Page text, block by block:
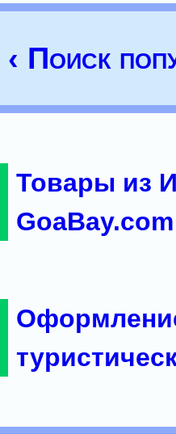
‹ Поиск
Товары из
GoaBay.com